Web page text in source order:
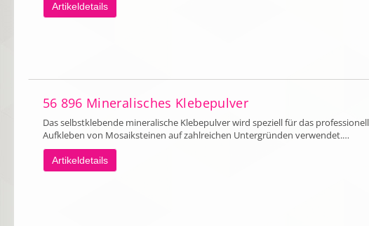
Artikeldetails
56 896 Mineralisches Klebepulver
Das selbstklebende mineralische Klebepulver wird speziell für das
Aufkleben von Mosaiksteinen auf zahlreichen Untergründen verwendet.…
Artikeldetails